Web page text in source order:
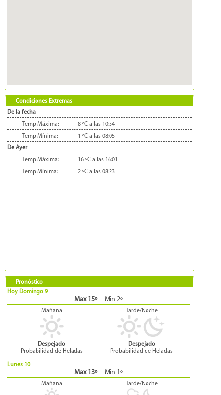
Condiciones Extremas
De la fecha
Temp Máxima:
8 ºC a las 10:54
Temp Mínima:
1 ºC a las 08:05
De Ayer
Temp Máxima:
16 ºC a las 16:01
Temp Mínima:
2 ºC a las 08:23
Pronóstico
Hoy Domingo 9
Max 15º Min 2º
Mañana
Despejado
Probabilidad de Heladas
Tarde/Noche
Despejado
Probabilidad de Heladas
Lunes 10
Max 13º Min 1º
Mañana Tarde/Noche